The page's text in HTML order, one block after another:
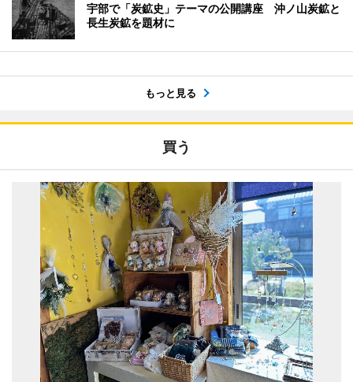
宇部で「炭鉱史」テーマの公開講座 沖ノ山炭鉱と
長生炭鉱を題材に
もっと見る
買う